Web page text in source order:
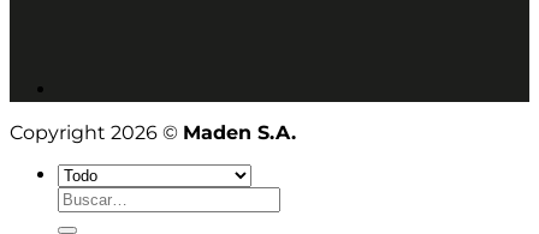
Copyright 2026 © Maden S.A.
Buscar